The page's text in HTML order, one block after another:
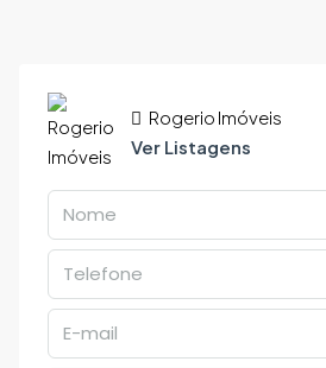
Rogerio Imóveis
Ver Listagens